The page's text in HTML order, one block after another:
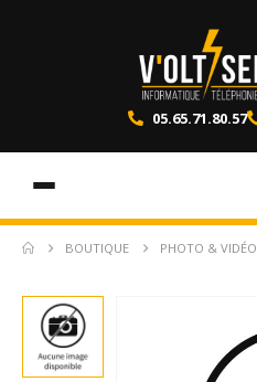
05.65.71.80.57
BOUTIQUE PHOTO & VIDÉO